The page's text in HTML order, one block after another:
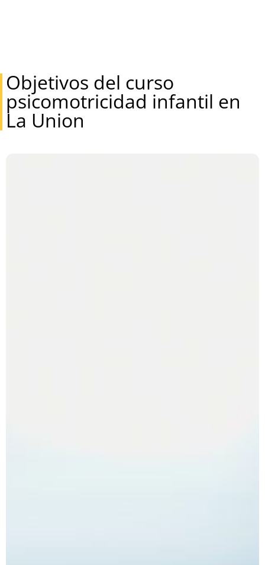
Objetivos del curso
psicomotricidad infantil en
La Union